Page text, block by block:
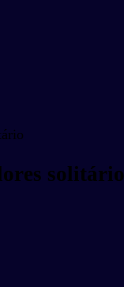
solitário